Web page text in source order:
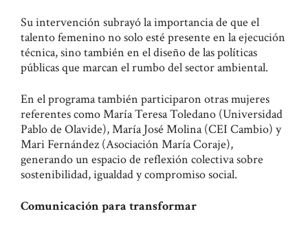
Su intervención subrayó la importancia de que el
talento femenino no solo esté presente en la ejecución
técnica, sino también en el diseño de las políticas
públicas que marcan el rumbo del sector ambiental.
En el programa también participaron otras mujeres
referentes como María Teresa Toledano (Universidad
Pablo de Olavide), María José Molina (CEI Cambio) y
Mari Fernández (Asociación María Coraje),
generando un espacio de reflexión colectiva sobre
sostenibilidad, igualdad y compromiso social.
Comunicación para transformar